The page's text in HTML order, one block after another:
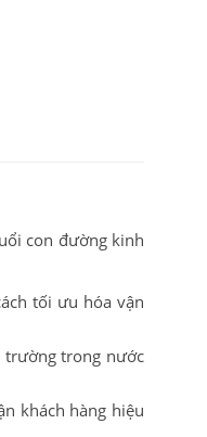
con đường kinh
tối ưu hóa vận
trong nước
khách hàng hiệu